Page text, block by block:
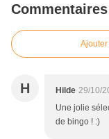
Commentaires
H Hilde 29/10/
Une jolie
de bingo ! :)